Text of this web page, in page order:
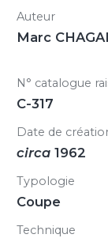
Auteur
Marc
N° catalogue
C-317
Date de
circa 1962
Typologie
Coupe
Technique